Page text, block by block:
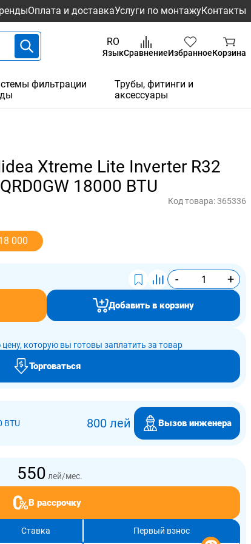
Оплата и доставкаУслуги по монтажуКонтакты
RO
ЯзыкСравнениеИзбранноеКорзина
фильтрации
Трубы, фитинги и
аксессуары
Xtreme Lite Inverter R32
18000 BTU
Код товара:365336
000
- +
Добавить в корзину
которую вы готовы заплатить за товар
Торговаться
BTU 800 лей Вызов инженера
550 лей/мес.
В рассрочку
Ставка Первый взнос